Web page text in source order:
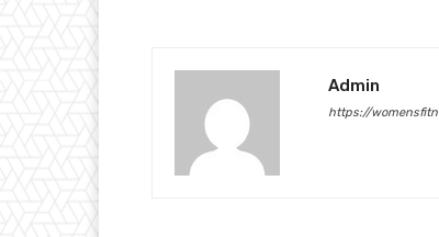
Admin
https://